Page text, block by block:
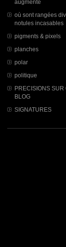
augmente
où sont rangées
notules incasables
pigments & pixels
planches
polar
politique
PRECISIONS SUR
BLOG
SIGNATURES